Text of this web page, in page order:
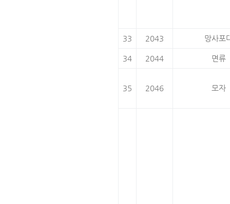
33 2043 망사포
34 2044 면류
35 2046 모자